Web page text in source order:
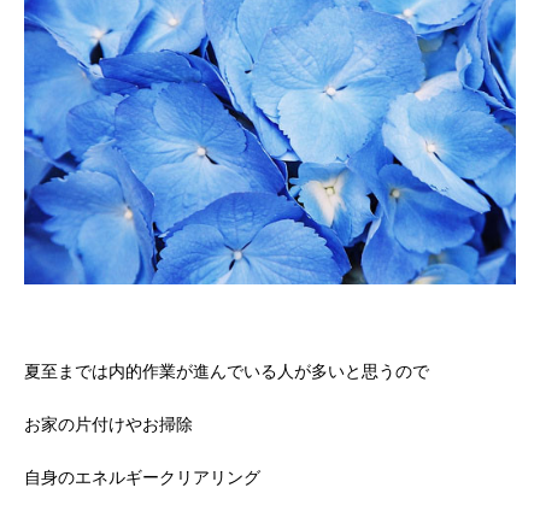
夏至までは内的作業が進んでいる人が多いと思うので
お家の片付けやお掃除
自身のエネルギークリアリング